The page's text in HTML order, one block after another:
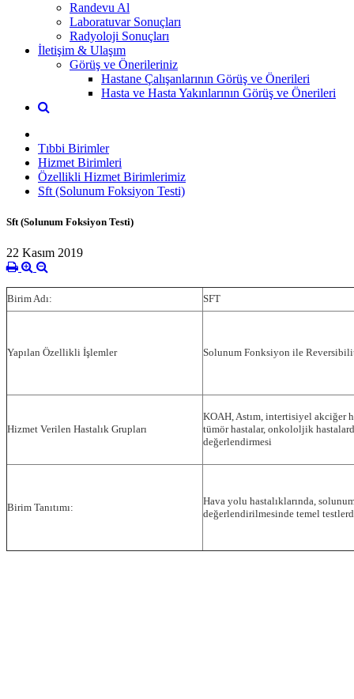
Randevu Al
Laboratuvar Sonuçları
Radyoloji Sonuçları
İletişim & Ulaşım
Görüş ve Önerileriniz
Hastane Çalışanlarının Görüş ve Önerileri
Hasta ve Hasta Yakınlarının Görüş ve Önerileri
Tıbbi Birimler
Hizmet Birimleri
Özellikli Hizmet Birimlerimiz
Sft (Solunum Foksiyon Testi)
Sft (Solunum Foksiyon Testi)
22 Kasım 2019
Birim Adı: SFT
Yapılan Özellikli İşlemler Solunum Fonksiyon ile
Hizmet Verilen Hastalık Grupları
KOAH, Astım, intertisiyel akciğer
tümör hastalar, onkololjik
değerlendirmesi
Birim Tanıtımı:
Hava yolu hastalıklarında,
değerlendirilmesinde temel